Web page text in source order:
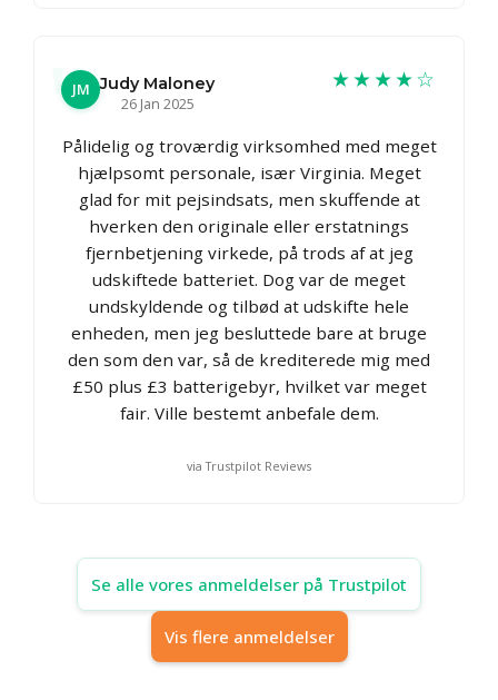
JM Judy Maloney
26 Jan 2025
★★★★☆
Pålidelig og troværdig virksomhed med meget
hjælpsomt personale, især Virginia. Meget
glad for mit pejsindsats, men skuffende at
hverken den originale eller erstatnings
fjernbetjening virkede, på trods af at jeg
udskiftede batteriet. Dog var de meget
undskyldende og tilbød at udskifte hele
enheden, men jeg besluttede bare at bruge
den som den var, så de krediterede mig med
£50 plus £3 batterigebyr, hvilket var meget
fair. Ville bestemt anbefale dem.
via Trustpilot Reviews
Se alle vores anmeldelser på Trustpilot
Vis flere anmeldelser